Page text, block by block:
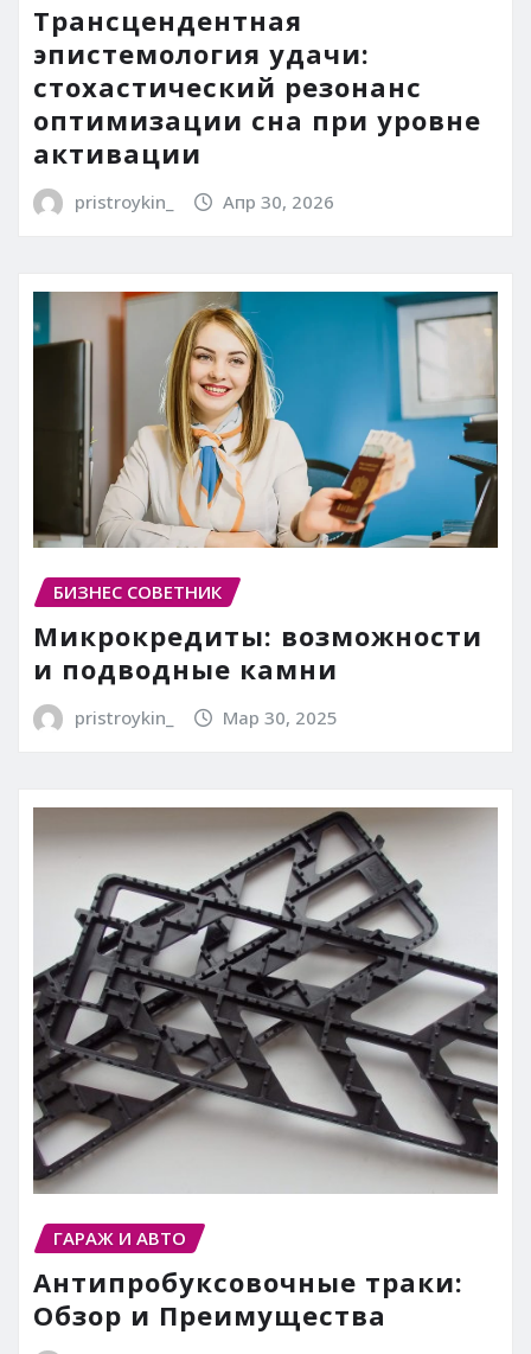
Трансцендентная
эпистемология удачи:
стохастический резонанс
оптимизации сна при уровне
активации
pristroykin_ Апр 30, 2026
БИЗНЕС СОВЕТНИК
Микрокредиты: возможности
и подводные камни
pristroykin_ Мар 30, 2025
ГАРАЖ И АВТО
Антипробуксовочные траки:
Обзор и Преимущества